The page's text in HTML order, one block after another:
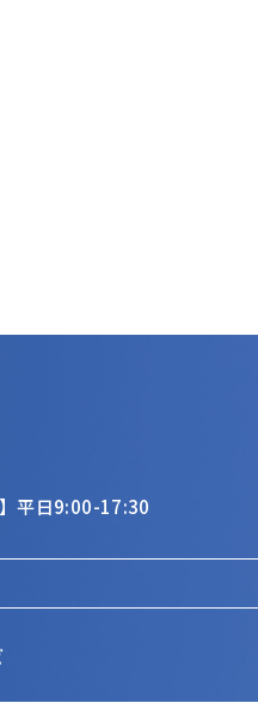
平日9:00-17:30